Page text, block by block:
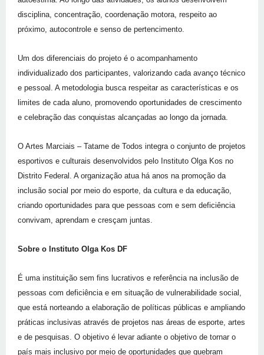
disciplina, concentração, coordenação motora, respeito ao
próximo, autocontrole e senso de pertencimento.
Um dos diferenciais do projeto é o acompanhamento
individualizado dos participantes, valorizando cada avanço técnico
e pessoal. A metodologia busca respeitar as características e os
limites de cada aluno, promovendo oportunidades de crescimento
e celebração das conquistas alcançadas ao longo da jornada.
O Artes Marciais – Tatame de Todos integra o conjunto de projetos
esportivos e culturais desenvolvidos pelo Instituto Olga Kos no
Distrito Federal. A organização atua há anos na promoção da
inclusão social por meio do esporte, da cultura e da educação,
criando oportunidades para que pessoas com e sem deficiência
convivam, aprendam e cresçam juntas.
Sobre o Instituto Olga Kos DF
É uma instituição sem fins lucrativos e referência na inclusão de
pessoas com deficiência e em situação de vulnerabilidade social,
que está norteando a elaboração de políticas públicas e ampliando
práticas inclusivas através de projetos nas áreas de esporte, artes
e de pesquisas. O objetivo é levar adiante o objetivo de tornar o
país mais inclusivo por meio de oportunidades que quebram